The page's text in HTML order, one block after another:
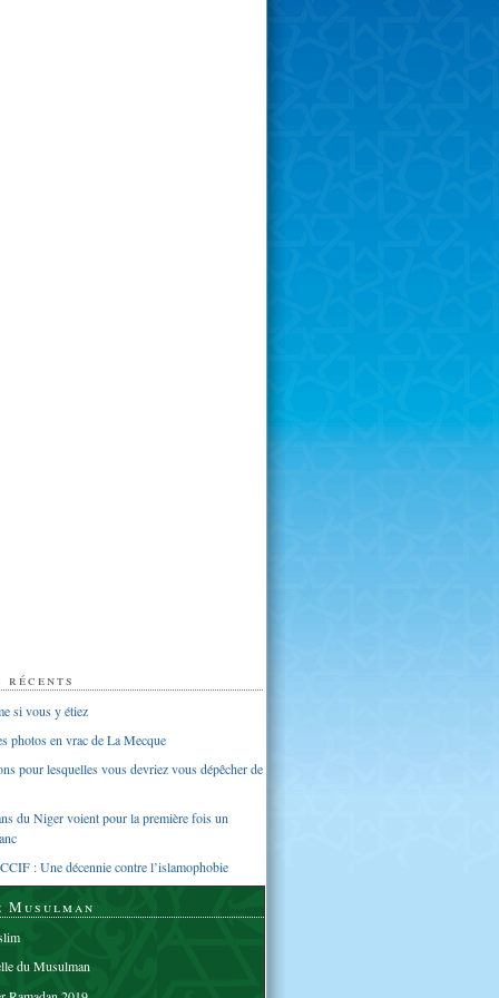
si vous y étiez
photos en vrac de La Mecque
pour lesquelles vous devriez vous dépêcher de
du Niger voient pour la première fois un
: Une décennie contre l’islamophobie
Musulman
du Musulman